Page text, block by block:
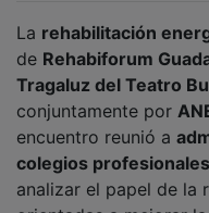
de Rehabiforum
Tragaluz del Teatro
conjuntamente por
encuentro reunió a
colegios
analizar el papel de la
orientadas a mejorar